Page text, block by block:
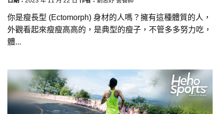
你是瘦長型 (Ectomorph) 身材的人嗎？擁有這種體質的人，
外觀看起來瘦瘦高高的，是典型的瘦子，不管多多努力吃，
體...